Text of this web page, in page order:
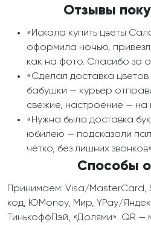
Отзывы
«Искала купить цветы
оформила ночью,
как на фото. Спасибо за
«Сделал доставка
бабушки — курьер
свежие, настроение — на
«Нужна была доставка
юбилею — подсказали
чётко, без лишних
Способы
Принимаем: Visa/MasterCard,
код, ЮMoney, Мир, YPay/
ТинькоффПэй, «Долями». QR —